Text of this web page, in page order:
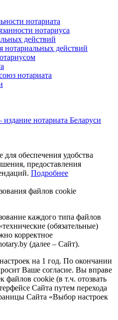
нотариата
нотариуса
действий
нотариальных действий
нотариата
нотариата Беларуси
обеспечения удобства
предоставления
Подробнее
файлов cookie
каждого типа файлов
(обязательные)
корректное
(далее – Сайт).
на 1 год. По окончании
Ваше согласие. Вы вправе
файлов cookie (в т.ч. отозвать
Сайта путем перехода
Сайта «Выбор настроек